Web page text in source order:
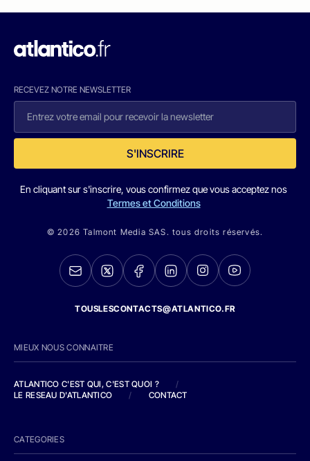
RECEVEZ NOTRE NEWSLETTER
S'INSCRIRE
En cliquant sur s'inscrire, vous confirmez que vous acceptez nos
Termes et Conditions
© 2026 Talmont Media SAS. tous droits réservés.
TOUSLESCONTACTS@ATLANTICO.FR
MIEUX NOUS CONNAITRE
ATLANTICO C'EST QUI, C'EST QUOI ?
/
LE RESEAU D'ATLANTICO
/ CONTACT
CATEGORIES